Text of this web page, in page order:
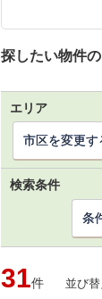
探したい物件
エリア
市区を変更す
検索条件
条
31件 並び替